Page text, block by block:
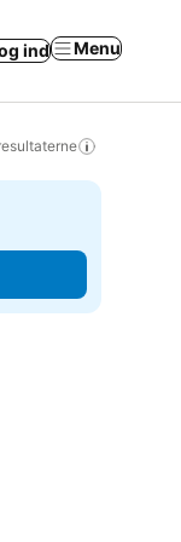
ind Menu